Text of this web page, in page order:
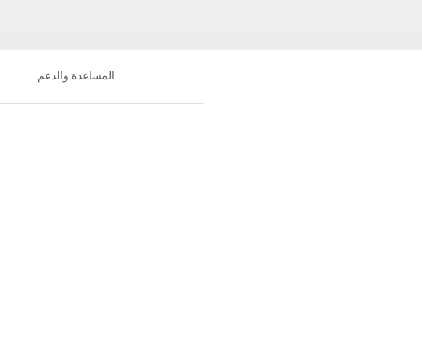
المساعدة والدعم